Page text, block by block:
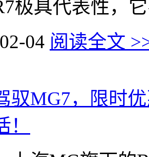
极具代表性，
04 阅读全文
驭MG7，限时